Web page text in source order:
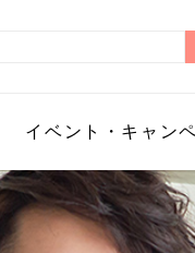
イベント・キャン